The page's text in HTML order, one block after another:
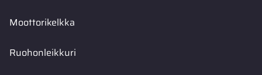
Moottorikelkka
Ruohonleikkuri